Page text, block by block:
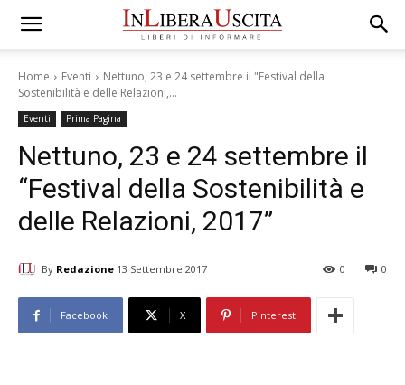
Home Eventi
Nettuno, 23 e 24 settembre il "Festival della
Sostenibilità e delle Relazioni,...
Eventi Prima Pagina
Nettuno, 23 e 24 settembre il
“Festival della Sostenibilità e
delle Relazioni, 2017”
By Redazione 13 Settembre 2017 0
0
Facebook X Pinterest